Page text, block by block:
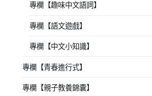
專欄【趣味中文語詞】
專欄【語文遊戲】
專欄【中文小知識】
專欄【青春進行式】
專欄【親子教養錦囊】